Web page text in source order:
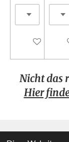
In den In
Nicht
Hier